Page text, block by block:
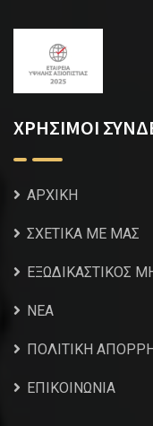
ΧΡΗΣΙΜΟΙ
ΑΡΧΙΚΗ
ΣΧΕΤΙΚΑ ΜΕ ΜΑΣ
ΕΞΩΔΙΚΑΣΤΙΚΟΣ
NEA
ΠΟΛΙΤΙΚΗ
ΕΠΙΚΟΙΝΩΝΙΑ